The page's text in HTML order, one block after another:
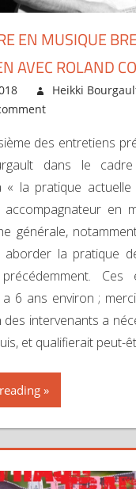
EN MUSIQUE
AVEC ROLAND
Heikki
des entretiens
dans le
« la pratique
accompagnateur en
générale,
la pratique
6 ans environ ;
des intervenants a
et qualifierait peut-